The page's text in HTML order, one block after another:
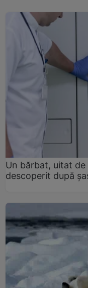
Un bărbat, uitat
descoperit după